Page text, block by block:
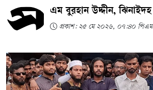
এম বুরহান উদ্দীন, ঝিনাইদহ
প্রকাশ: ২৫ মে ২০২৬, ০৭:৪০ পিএম